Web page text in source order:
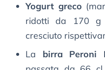
Yogurt greco
ridotti da 170
cresciuto
La birra Peroni